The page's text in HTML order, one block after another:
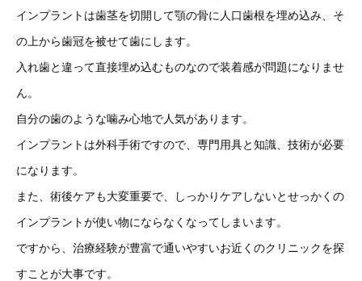
インプラントは歯茎を切開して顎の骨に人口歯根を埋め込み、そ
の上から歯冠を被せて歯にします。
入れ歯と違って直接埋め込むものなので装着感が問題になりませ
ん。
自分の歯のような噛み心地で人気があります。
インプラントは外科手術ですので、専門用具と知識、技術が必要
になります。
また、術後ケアも大変重要で、しっかりケアしないとせっかくの
インプラントが使い物にならなくなってしまいます。
ですから、治療経験が豊富で通いやすいお近くのクリニックを探
すことが大事です。